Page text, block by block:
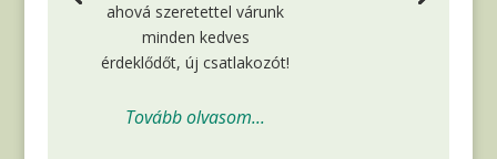
ahová szeretettel várunk
minden kedves
érdeklődőt, új csatlakozót!
Tovább olvasom...